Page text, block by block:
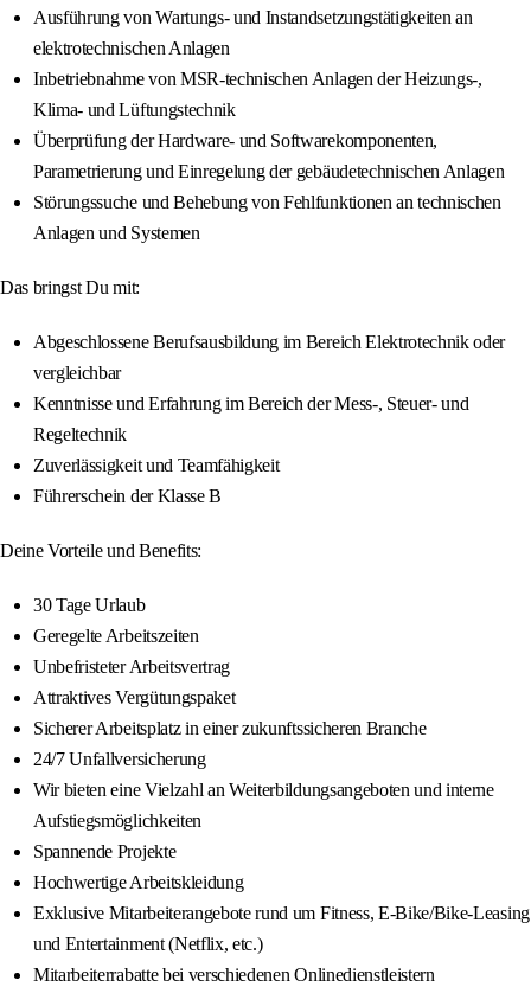
Ausführung von Wartungs- und Instandsetzungstätigkeiten an
elektrotechnischen Anlagen
Inbetriebnahme von MSR-technischen Anlagen der Heizungs-,
Klima- und Lüftungstechnik
Überprüfung der Hardware- und Softwarekomponenten,
Parametrierung und Einregelung der gebäudetechnischen Anlagen
Störungssuche und Behebung von Fehlfunktionen an technischen
Anlagen und Systemen
Das bringst Du mit:
Abgeschlossene Berufsausbildung im Bereich Elektrotechnik oder
vergleichbar
Kenntnisse und Erfahrung im Bereich der Mess-, Steuer- und
Regeltechnik
Zuverlässigkeit und Teamfähigkeit
Führerschein der Klasse B
Deine Vorteile und Benefits:
30 Tage Urlaub
Geregelte Arbeitszeiten
Unbefristeter Arbeitsvertrag
Attraktives Vergütungspaket
Sicherer Arbeitsplatz in einer zukunftssicheren Branche
24/7 Unfallversicherung
Wir bieten eine Vielzahl an Weiterbildungsangeboten und interne
Aufstiegsmöglichkeiten
Spannende Projekte
Hochwertige Arbeitskleidung
Exklusive Mitarbeiterangebote rund um Fitness, E-Bike/Bike-Leasing
und Entertainment (Netflix, etc.)
Mitarbeiterrabatte bei verschiedenen Onlinedienstleistern